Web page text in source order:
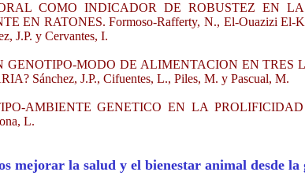
COMO INDICADOR DE ROBUSTEZ EN
EN RATONES. Formoso-Rafferty, N., El-Ouazizi El-
J.P. y Cervantes, I.
GENOTIPO-MODO DE ALIMENTACION EN TRES
Sánchez, J.P., Cifuentes, L., Piles, M. y Pascual, M.
AMBIENTE GENETICO EN LA
L.
mejorar la salud y el bienestar animal desde la